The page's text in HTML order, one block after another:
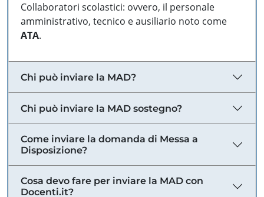
Collaboratori scolastici: ovvero, il personale
amministrativo, tecnico e ausiliario noto come
ATA.
Chi può inviare la MAD?
Chi può inviare la MAD sostegno?
Come inviare la domanda di Messa a
Disposizione?
Cosa devo fare per inviare la MAD con
Docenti.it?